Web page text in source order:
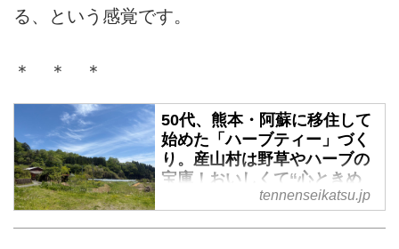
る、という感覚です。
＊ ＊ ＊
50代、熊本・阿蘇に移住して
始めた「ハーブティー」づく
り。産山村は野草やハーブの
宝庫！おいしくて“心ときめ
く”手づくりのある暮らし／
tennenseikatsu.jp